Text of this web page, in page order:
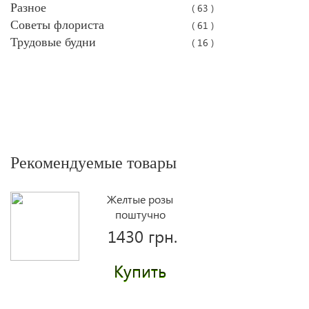
Разное ( 63 )
Советы флориста ( 61 )
Трудовые будни ( 16 )
Рекомендуемые товары
Желтые розы
поштучно
1430 грн.
Купить